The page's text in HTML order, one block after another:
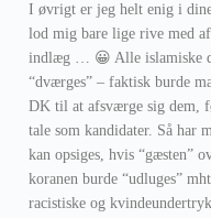
I øvrigt er jeg helt enig i
lod mig bare lige rive med
indlæg … 😀 Alle islamiske
“dværges” – faktisk burde
DK til at afsværge sig dem,
tale som kandidater. Så har
kan opsiges, hvis “gæsten”
koranen burde “udluges”
racistiske og